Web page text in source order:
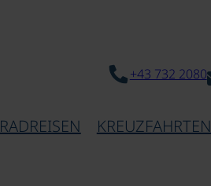
+43 732 2080
RADREISEN KREUZFAHRTEN